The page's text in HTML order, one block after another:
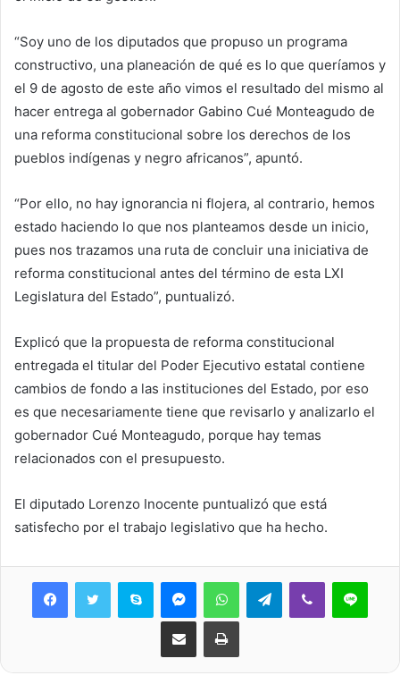
“Soy uno de los diputados que propuso un programa
constructivo, una planeación de qué es lo que queríamos y
el 9 de agosto de este año vimos el resultado del mismo al
hacer entrega al gobernador Gabino Cué Monteagudo de
una reforma constitucional sobre los derechos de los
pueblos indígenas y negro africanos”, apuntó.
“Por ello, no hay ignorancia ni flojera, al contrario, hemos
estado haciendo lo que nos planteamos desde un inicio,
pues nos trazamos una ruta de concluir una iniciativa de
reforma constitucional antes del término de esta LXI
Legislatura del Estado”, puntualizó.
Explicó que la propuesta de reforma constitucional
entregada el titular del Poder Ejecutivo estatal contiene
cambios de fondo a las instituciones del Estado, por eso
es que necesariamente tiene que revisarlo y analizarlo el
gobernador Cué Monteagudo, porque hay temas
relacionados con el presupuesto.
El diputado Lorenzo Inocente puntualizó que está
satisfecho por el trabajo legislativo que ha hecho.
Skype MessengerWhatsAppTelegramViber Line
Share via Email Print